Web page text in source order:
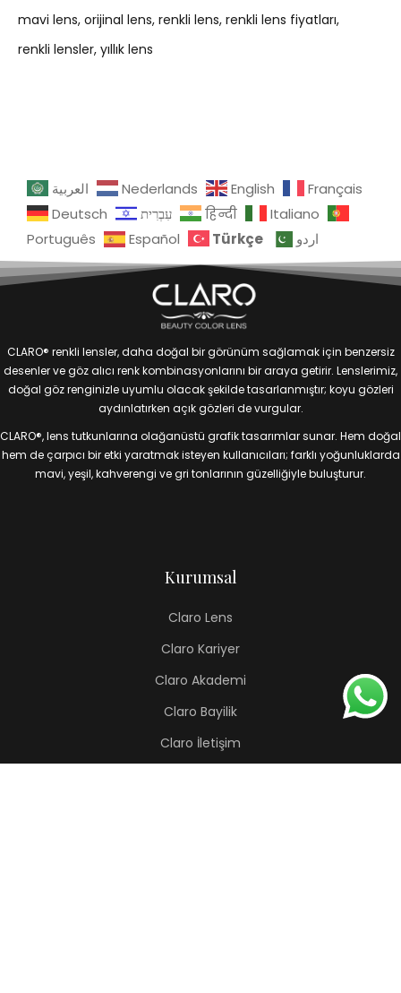
mavi lens orijinal lens renkli lens renkli lens fiyatları
renkli lensler yıllık lens
العربية Nederlands English
Français
Deutsch
עִבְרִית हिन्दी
Italiano
Português
Español Türkçe اردو
CLARO® renkli lensler, daha doğal bir görünüm sağlamak için benzersiz
desenler ve göz alıcı renk kombinasyonlarını bir araya getirir. Lenslerimiz,
doğal göz renginizle uyumlu olacak şekilde tasarlanmıştır; koyu gözleri
aydınlatırken açık gözleri de vurgular.
CLARO®, lens tutkunlarına olağanüstü grafik tasarımlar sunar. Hem doğal
hem de çarpıcı bir etki yaratmak isteyen kullanıcıları; farklı yoğunluklarda
mavi, yeşil, kahverengi ve gri tonlarının güzelliğiyle buluşturur.
Kurumsal
Claro Lens
Claro Kariyer
Claro Akademi
Claro Bayilik
Claro İletişim